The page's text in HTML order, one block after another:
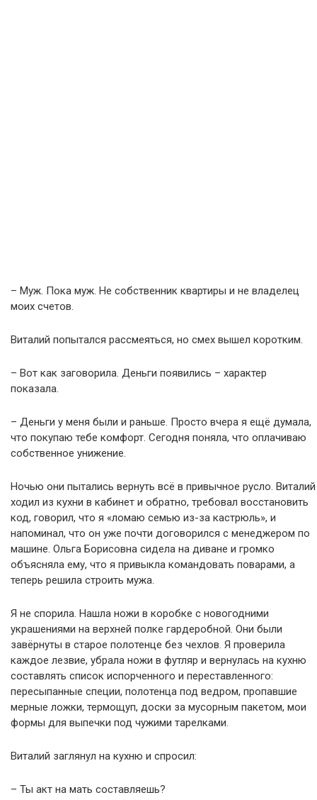
– Муж. Пока муж. Не собственник квартиры и не владелец
моих счетов.
Виталий попытался рассмеяться, но смех вышел коротким.
– Вот как заговорила. Деньги появились – характер
показала.
– Деньги у меня были и раньше. Просто вчера я ещё думала,
что покупаю тебе комфорт. Сегодня поняла, что оплачиваю
собственное унижение.
Ночью они пытались вернуть всё в привычное русло. Виталий
ходил из кухни в кабинет и обратно, требовал восстановить
код, говорил, что я «ломаю семью из-за кастрюль», и
напоминал, что он уже почти договорился с менеджером по
машине. Ольга Борисовна сидела на диване и громко
объясняла ему, что я привыкла командовать поварами, а
теперь решила строить мужа.
Я не спорила. Нашла ножи в коробке с новогодними
украшениями на верхней полке гардеробной. Они были
завёрнуты в старое полотенце без чехлов. Я проверила
каждое лезвие, убрала ножи в футляр и вернулась на кухню
составлять список испорченного и переставленного:
пересыпанные специи, полотенца под ведром, пропавшие
мерные ложки, термощуп, доски за мусорным пакетом, мои
формы для выпечки под чужими тарелками.
Виталий заглянул на кухню и спросил:
– Ты акт на мать составляешь?